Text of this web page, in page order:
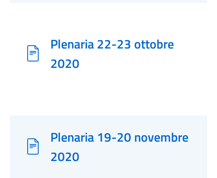
Plenaria 22-23 ottobre
2020
Plenaria 19-20 novembre
2020